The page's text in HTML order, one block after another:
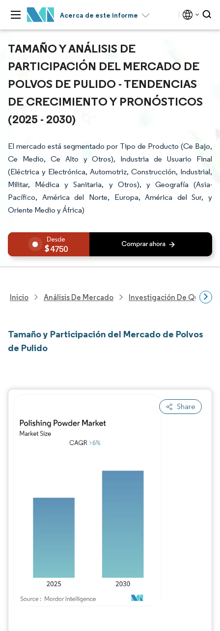
Acerca de este informe
TAMAÑO Y ANÁLISIS DE
PARTICIPACIÓN DEL MERCADO DE
POLVOS DE PULIDO - TENDENCIAS
DE CRECIMIENTO Y PRONÓSTICOS
(2025 - 2030)
El mercado está segmentado por Tipo de Producto (Ce Bajo,
Ce Medio, Ce Alto y Otros), Industria de Usuario Final
(Eléctrica y Electrónica, Automotriz, Construcción, Industrial,
Militar, Médica y Sanitaria, y Otros), y Geografía (Asia-
Pacífico, América del Norte, Europa, América del Sur, y
Oriente Medio y África)
4750
Inicio Análisis De Mercado Investigación De
Tamaño y Participación del Mercado de Polvos
de Pulido
Share